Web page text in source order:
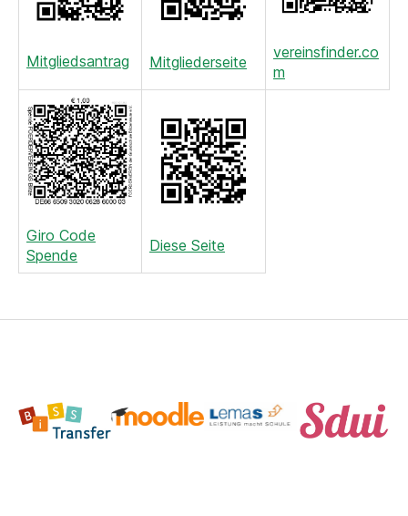
Mitgliedsantrag Mitgliederseite
vereinsfinder.co
m
Giro Code
Spende
Diese Seite